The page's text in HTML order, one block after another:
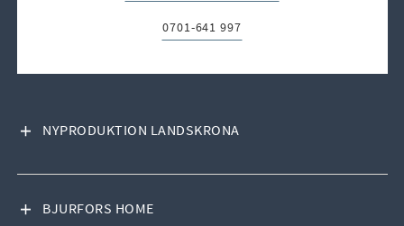
Telefon:
0701-641 997
NYPRODUKTION LANDSKRONA
VISA INNEHÅLL
BJURFORS HOME
VISA INNEHÅLL